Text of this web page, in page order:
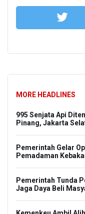
MORE HEADLINES
995 Senjata Api
Pinang, Jakarta
Pemerintah Gelar
Pemadaman
Pemerintah Tunda
Jaga Daya Beli